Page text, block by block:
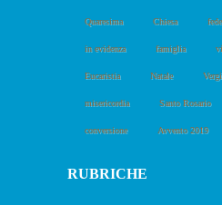
Quaresima Chiesa fede
in evidenza famiglia
Eucaristia Natale
misericordia Santo Rosario
conversione Avvento 2019
RUBRICHE